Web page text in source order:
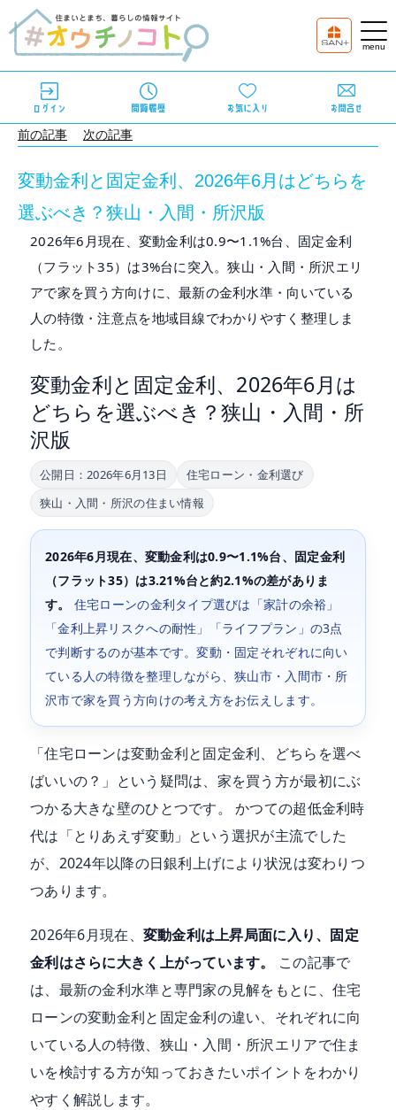
前の記事 次の記事
変動金利と固定金利、2026年6月はどちらを
選ぶべき？狭山・入間・所沢版
2026年6月現在、変動金利は0.9〜1.1%台、固定金利
（フラット35）は3%台に突入。狭山・入間・所沢エリ
アで家を買う方向けに、最新の金利水準・向いている
人の特徴・注意点を地域目線でわかりやすく整理しま
した。
変動金利と固定金利、2026年6月は
どちらを選ぶべき？狭山・入間・所
沢版
公開日：2026年6月13日
住宅ローン・金利選び
狭山・入間・所沢の住まい情報
2026年6月現在、変動金利は0.9〜1.1%台、固定金利
（フラット35）は3.21%台と約2.1%の差がありま
す。
住宅ローンの金利タイプ選びは「家計の余裕」
「金利上昇リスクへの耐性」「ライフプラン」の3点
で判断するのが基本です。変動・固定それぞれに向い
ている人の特徴を整理しながら、狭山市・入間市・所
沢市で家を買う方向けの考え方をお伝えします。
「住宅ローンは変動金利と固定金利、どちらを選べ
ばいいの？」という疑問は、家を買う方が最初にぶ
つかる大きな壁のひとつです。 かつての超低金利時
代は「とりあえず変動」という選択が主流でした
が、2024年以降の日銀利上げにより状況は変わりつ
つあります。
2026年6月現在、 変動金利は上昇局面に入り、固定
金利はさらに大きく上がっています。
この記事で
は、最新の金利水準と専門家の見解をもとに、住宅
ローンの変動金利と固定金利の違い、それぞれに向
いている人の特徴、狭山・入間・所沢エリアで住ま
いを検討する方が知っておきたいポイントをわかり
やすく解説します。